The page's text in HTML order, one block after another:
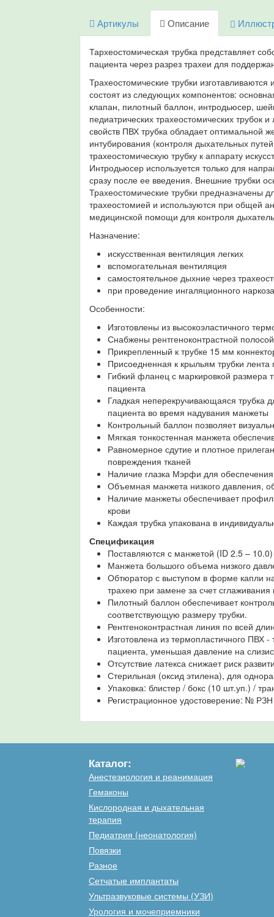
Артикулы Описание
Тархеостомическая трубка представляет
пациента через разрез трахеи для
Трахеостомические трубки
состоят из следующих компонентов:
клапан, пилотный баллон, интродьюсер,
педиатрических трахеостомических трубок
свойств ПВХ трубка обладает оптимальной
интубирования (контроля дыхательных
трахеостомическую трубку к аппарату
Интродьюсер используется только для
сразу после ее введения. Внешние трубки
Трахеостомические трубки предназначены
трахеостомией и используются при общей
медицинской помощи для контроля
Назначение:
искусственная вентиляция легких
вспомогательная вентиляция
самостоятельное дыхние через
при проведение ингаляционного наркоза
Особенности:
Изготовлены из высокоэластичного
Снабжены рентгеноконтрастной
Прикрепленный к трубке 15 мм
Присоедненная к крыльям трубки
Гибкий фланец с маркировкой
пациента
Гладкая неперекручивающаяся трубка
пациента во время надувания манжеты
Контрольный баллон позволяет
Мягкая тонкостенная манжета
Равномерное сдутие и плотное
повреждения тканей
Наличие глазка Мэрфи для
Объемная манжета низкого давления,
Наличие манжеты обеспечивает
крови
Каждая трубка упакована в
Спецификация
Поставляются с манжетой (ID 2.5 –
Манжета большого объема низкого
Обтюратор с выступом в форме капли
трахею при замене за счет сглаживания
Пилотный баллон обеспечивает
соответствующую размеру трубки.
Рентгеноконтрастная линия по всей
Изготовлена из термопластичного ПВХ
пациента, уменьшая давление на
Отсутствие латекса снижает риск
Стерильная (оксид этилена), для
Упаковка: блистер / бокс (10 шт.уп.) /
Регистрационное удостоверение: №
Каталог:
Анестезиология и реанимация
Гемаконы
Кислородная и дыхательная
терапия
Педиатрия (неонатология)
Повязки
Разное
Сетчатые имплантаты
Ультразвуковые системы (УЗИ)
Урология и мочеприемники